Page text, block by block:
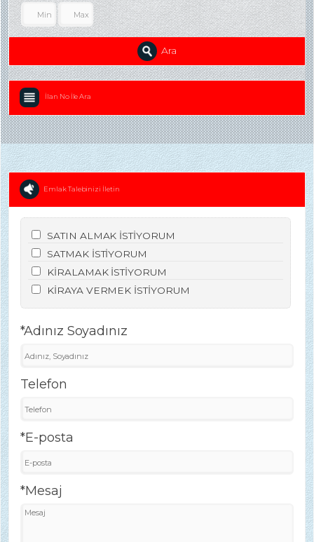
Ara
İlan No İle Ara
Emlak Talebinizi İletin
SATIN ALMAK İSTİYORUM
SATMAK İSTİYORUM
KİRALAMAK İSTİYORUM
KİRAYA VERMEK İSTİYORUM
*Adınız Soyadınız
Telefon
*E-posta
*Mesaj